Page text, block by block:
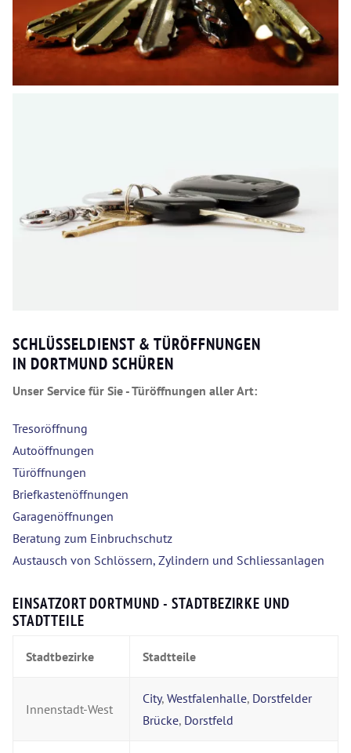
SCHLÜSSELDIENST & TÜRÖFFNUNGEN
IN DORTMUND SCHÜREN
Unser Service für Sie - Türöffnungen aller Art:
Tresoröffnung
Autoöffnungen
Türöffnungen
Briefkastenöffnungen
Garagenöffnungen
Beratung zum Einbruchschutz
Austausch von Schlössern, Zylindern und Schliessanlagen
EINSATZORT DORTMUND - STADTBEZIRKE UND
STADTTEILE
Stadtbezirke Stadtteile
Innenstadt-West
City, Westfalenhalle, Dorstfelder
Brücke, Dorstfeld